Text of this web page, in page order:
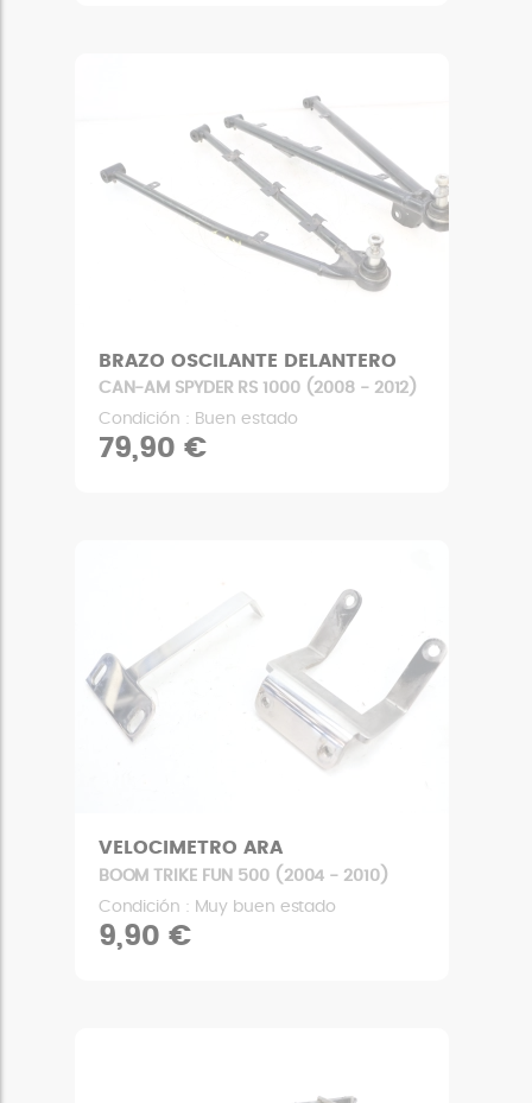
BRAZO OSCILANTE DELANTERO
CAN-AM SPYDER RS 1000 (2008 - 2012)
Condición : Buen estado
79,90 €
VELOCIMETRO ARA
BOOM TRIKE FUN 500 (2004 - 2010)
Condición : Muy buen estado
9,90 €